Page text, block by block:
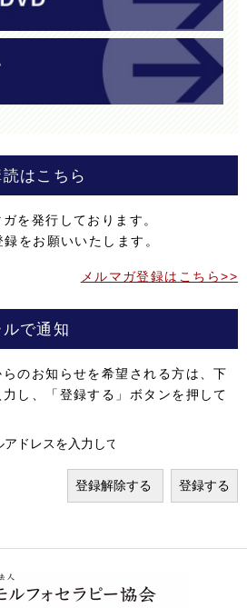
はこちら
を発行しております。
をお願いいたします。
メルマガ登録はこちら>>
で通知
のお知らせを希望される方は、下
し、「登録する」ボタンを押して